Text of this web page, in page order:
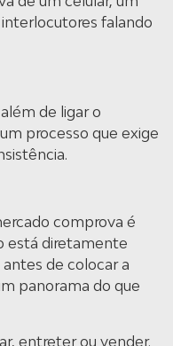
falando
de ligar o
processo que exige
comprova é
está diretamente
antes de colocar a
panorama do que
entreter ou vender.